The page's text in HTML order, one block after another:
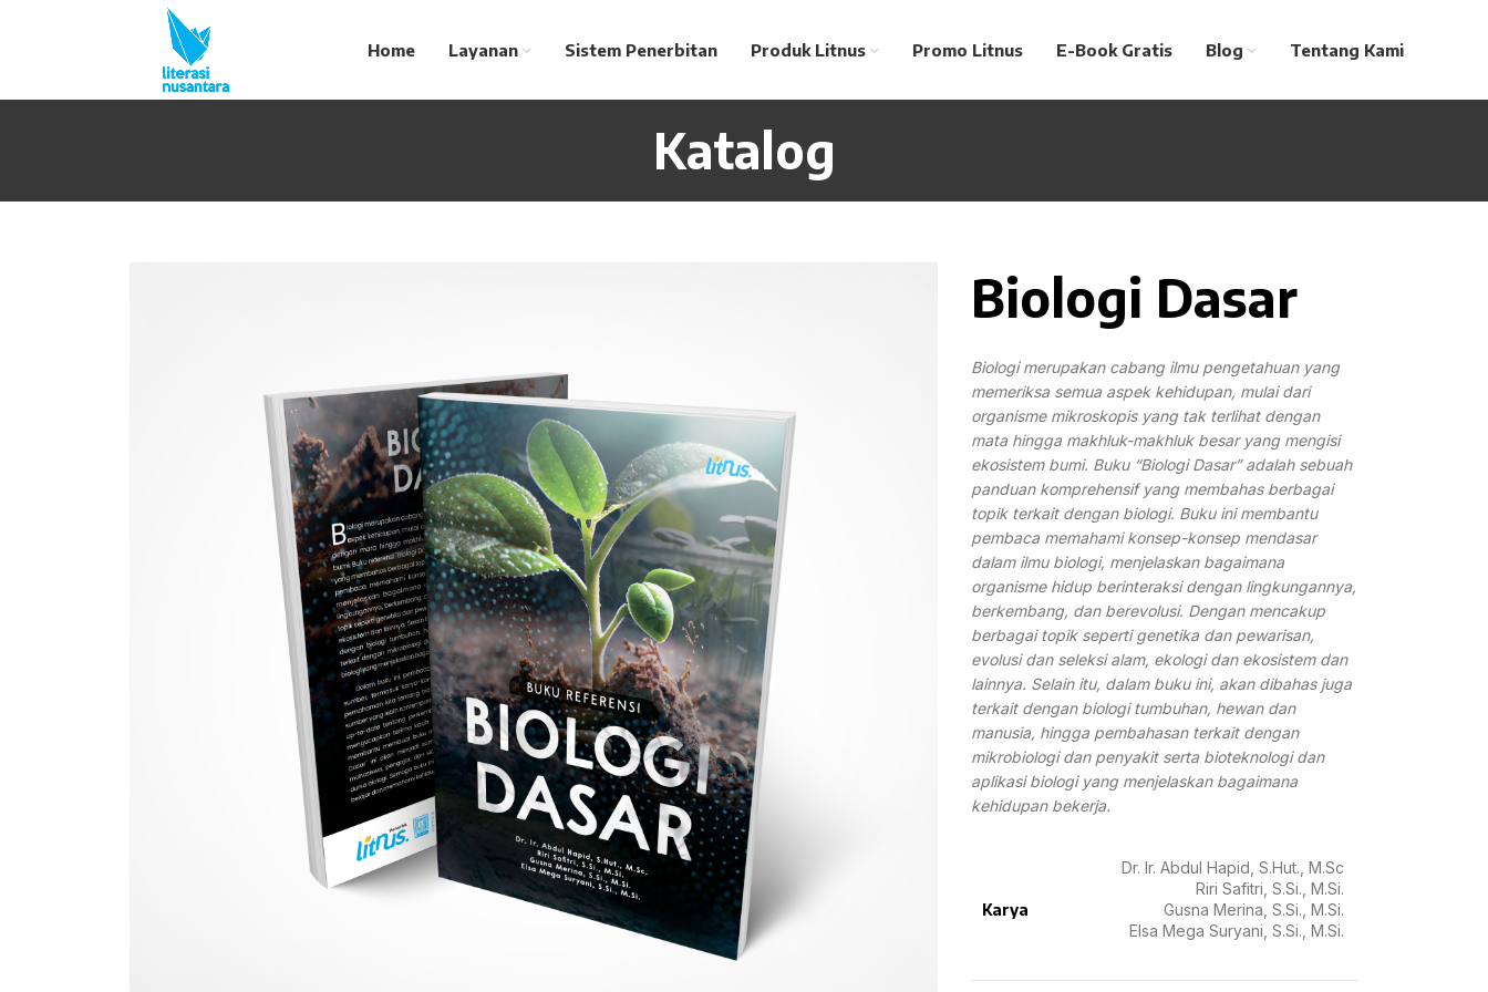
Home Layanan Sistem Penerbitan Produk Litnus Promo Litnus E-Book Gratis Blog Tentang Kami
Katalog
Biologi Dasar
Biologi merupakan cabang ilmu pengetahuan yang
memeriksa semua aspek kehidupan, mulai dari
organisme mikroskopis yang tak terlihat dengan
mata hingga makhluk-makhluk besar yang mengisi
ekosistem bumi. Buku “Biologi Dasar” adalah sebuah
panduan komprehensif yang membahas berbagai
topik terkait dengan biologi. Buku ini membantu
pembaca memahami konsep-konsep mendasar
dalam ilmu biologi, menjelaskan bagaimana
organisme hidup berinteraksi dengan lingkungannya,
berkembang, dan berevolusi. Dengan mencakup
berbagai topik seperti genetika dan pewarisan,
evolusi dan seleksi alam, ekologi dan ekosistem dan
lainnya. Selain itu, dalam buku ini, akan dibahas juga
terkait dengan biologi tumbuhan, hewan dan
manusia, hingga pembahasan terkait dengan
mikrobiologi dan penyakit serta bioteknologi dan
aplikasi biologi yang menjelaskan bagaimana
kehidupan bekerja.
Karya
Dr. Ir. Abdul Hapid, S.Hut., M.Sc
Riri Safitri, S.Si., M.Si.
Gusna Merina, S.Si., M.Si.
Elsa Mega Suryani, S.Si., M.Si.